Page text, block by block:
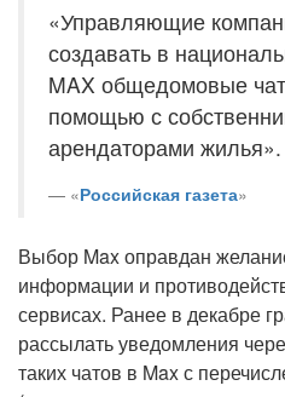
«Управляющие
создавать в
MAX общедомовые
помощью с
арендаторами жилья».
«Российская газета»
Выбор Max оправдан
информации и
сервисах. Ранее в декабре
рассылать уведомления
таких чатов в Max с